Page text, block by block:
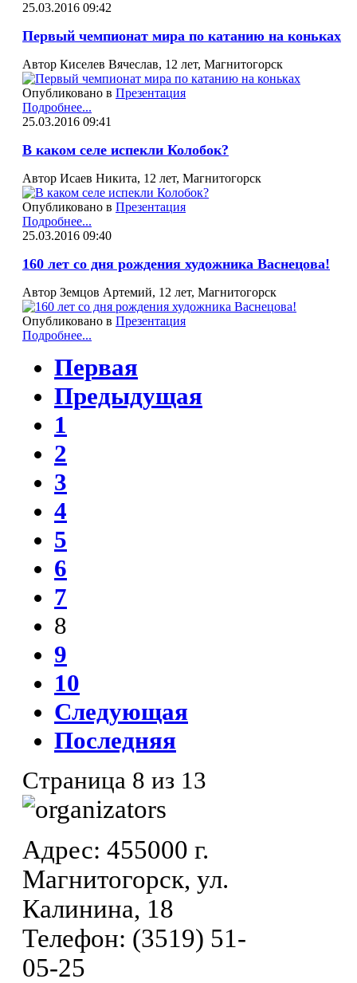
25.03.2016 09:42
Первый чемпионат мира по катанию на коньках
Автор Киселев Вячеслав, 12 лет, Магнитогорск
Опубликовано в Презентация
Подробнее...
25.03.2016 09:41
В каком селе испекли Колобок?
Автор Исаев Никита, 12 лет, Магнитогорск
Опубликовано в Презентация
Подробнее...
25.03.2016 09:40
160 лет со дня рождения художника Васнецова!
Автор Земцов Артемий, 12 лет, Магнитогорск
Опубликовано в Презентация
Подробнее...
Первая
Предыдущая
1
2
3
4
5
6
7
8
9
10
Следующая
Последняя
Страница 8 из 13
Адрес: 455000 г.
Магнитогорск, ул.
Калинина, 18
Телефон: (3519) 51-
05-25